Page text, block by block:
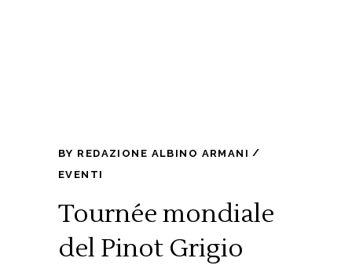
BY REDAZIONE ALBINO ARMANI
EVENTI
Tournée mondiale
del Pinot Grigio